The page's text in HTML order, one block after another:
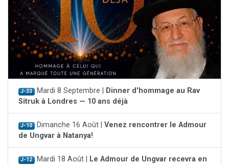
J-33 Mardi 8 Septembre |
Dinner d'hommage au Rav
Sitruk à Londres — 10 ans déjà
J-10 Dimanche 16 Août | Venez rencontrer le Admour
de Ungvar à Natanya!
J-12 Mardi 18 Août |
Le Admour de Ungvar recevra en